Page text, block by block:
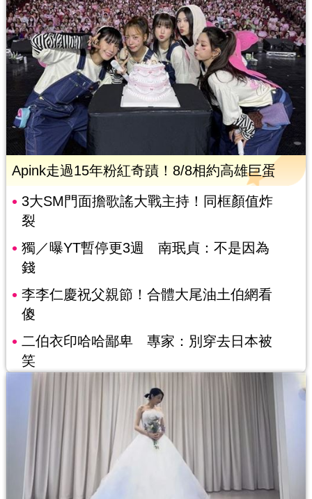
Apink走過15年粉紅奇蹟！8/8相約高雄巨蛋
3大SM門面擔歌謠大戰主持！同框顏值炸
裂
獨／曝YT暫停更3週 南珉貞：不是因為
錢
李李仁慶祝父親節！合體大尾油土伯網看
傻
二伯衣印哈哈鄙卑 專家：別穿去日本被
笑